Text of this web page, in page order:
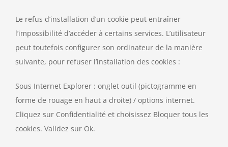
Le refus d’installation d’un cookie peut entraîner
l’impossibilité d’accéder à certains services. L’utilisateur
peut toutefois configurer son ordinateur de la manière
suivante, pour refuser l’installation des cookies :
Sous Internet Explorer : onglet outil (pictogramme en
forme de rouage en haut a droite) / options internet.
Cliquez sur Confidentialité et choisissez Bloquer tous les
cookies. Validez sur Ok.